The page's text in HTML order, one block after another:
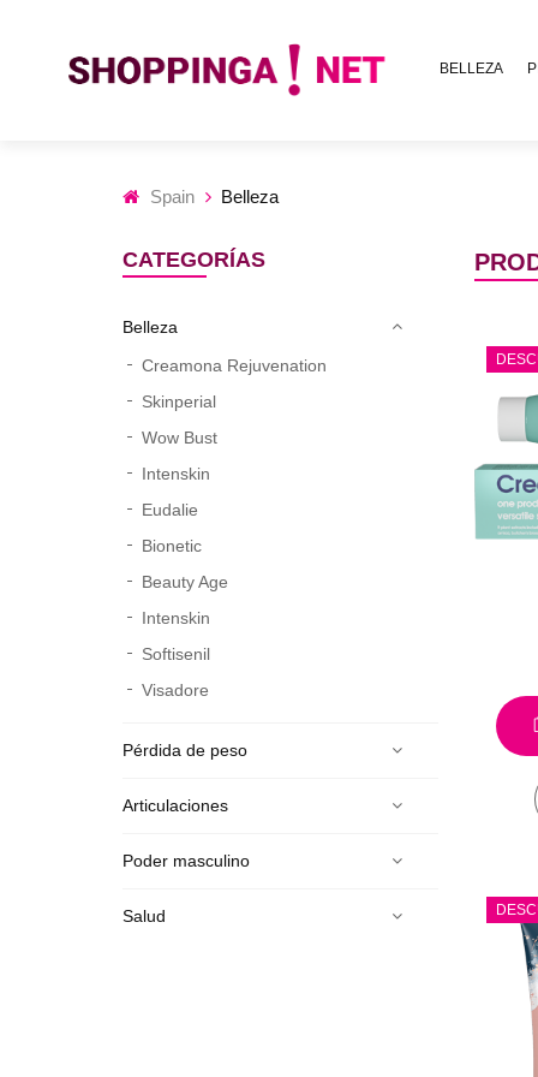
BELLEZA
Spain Belleza
CATEGORÍAS
Belleza
Creamona Rejuvenation
Skinperial
Wow Bust
Intenskin
Eudalie
Bionetic
Beauty Age
Intenskin
Softisenil
Visadore
Pérdida de peso
Articulaciones
Poder masculino
Salud